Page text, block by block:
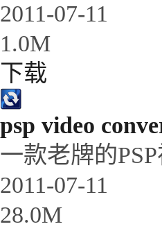
2011-07-11
1.0M
下载
psp video
一款老牌的
2011-07-11
28.0M